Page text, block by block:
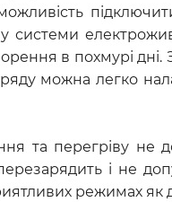
системи
в похмурі
можна легко
та перегріву
і не
режимах як